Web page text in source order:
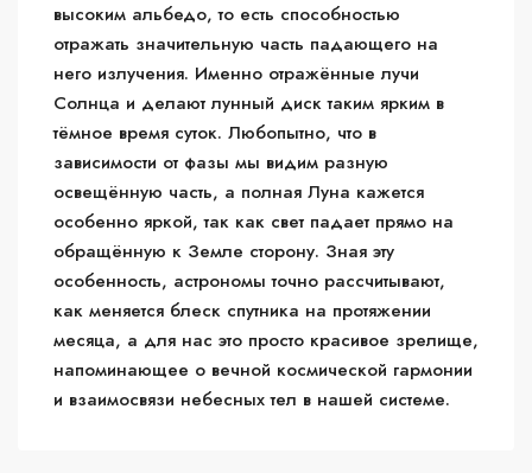
высоким альбедо, то есть способностью
отражать значительную часть падающего на
него излучения. Именно отражённые лучи
Солнца и делают лунный диск таким ярким в
тёмное время суток. Любопытно, что в
зависимости от фазы мы видим разную
освещённую часть, а полная Луна кажется
особенно яркой, так как свет падает прямо на
обращённую к Земле сторону. Зная эту
особенность, астрономы точно рассчитывают,
как меняется блеск спутника на протяжении
месяца, а для нас это просто красивое зрелище,
напоминающее о вечной космической гармонии
и взаимосвязи небесных тел в нашей системе.